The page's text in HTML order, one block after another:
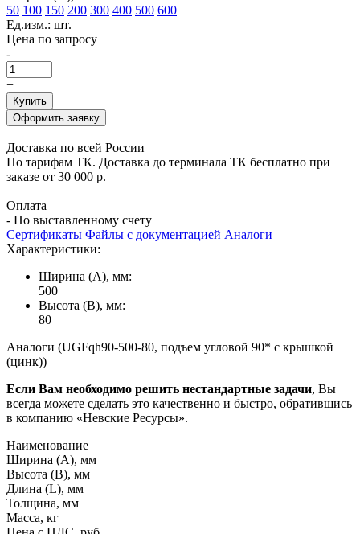
50 100 150 200 300 400 500 600
Ед.изм.: шт.
Цена по запросу
-
+
Купить
Оформить заявку
Доставка по всей России
По тарифам ТК. Доставка до терминала ТК бесплатно при
заказе от 30 000 р.
Оплата
- По выставленному счету
Сертификаты Файлы с документацией Аналоги
Характеристики:
Ширина (А), мм:
500
Высота (В), мм:
80
Аналоги (UGFqh90-500-80, подъем угловой 90* с крышкой
(цинк))
Если Вам необходимо решить нестандартные задачи, Вы
всегда можете сделать это качественно и быстро, обратившись
в компанию «Невские Ресурсы».
Наименование
Ширина (А), мм
Высота (В), мм
Длина (L), мм
Толщина, мм
Масса, кг